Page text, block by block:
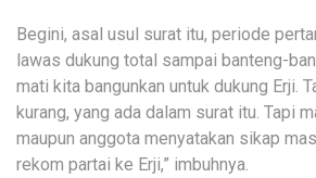
Begini, asal usul surat itu, periode
lawas dukung total sampai banteng-
mati kita bangunkan untuk dukung Erji.
kurang, yang ada dalam surat itu. Tapi
maupun anggota menyatakan sikap
rekom partai ke Erji,” imbuhnya.